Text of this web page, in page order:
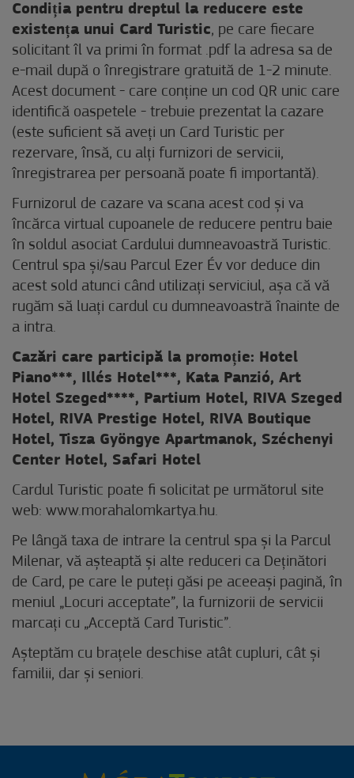
Condiția pentru dreptul la reducere este
existența unui Card Turistic, pe care fiecare
solicitant îl va primi în format .pdf la adresa sa de
e-mail după o înregistrare gratuită de 1-2 minute.
Acest document - care conține un cod QR unic care
identifică oaspetele - trebuie prezentat la cazare
(este suficient să aveți un Card Turistic per
rezervare, însă, cu alți furnizori de servicii,
înregistrarea per persoană poate fi importantă).
Furnizorul de cazare va scana acest cod și va
încărca virtual cupoanele de reducere pentru baie
în soldul asociat Cardului dumneavoastră Turistic.
Centrul spa și/sau Parcul Ezer Év vor deduce din
acest sold atunci când utilizați serviciul, așa că vă
rugăm să luați cardul cu dumneavoastră înainte de
a intra.
Cazări care participă la promoție: Hotel
Piano***, Illés Hotel***, Kata Panzió, Art
Hotel Szeged****, Partium Hotel, RIVA Szeged
Hotel, RIVA Prestige Hotel, RIVA Boutique
Hotel, Tisza Gyöngye Apartmanok, Széchenyi
Center Hotel, Safari Hotel
Cardul Turistic poate fi solicitat pe următorul site
web: www.morahalomkartya.hu.
Pe lângă taxa de intrare la centrul spa și la Parcul
Milenar, vă așteaptă și alte reduceri ca Deținători
de Card, pe care le puteți găsi pe aceeași pagină, în
meniul „Locuri acceptate”, la furnizorii de servicii
marcați cu „Acceptă Card Turistic”.
Așteptăm cu brațele deschise atât cupluri, cât și
familii, dar și seniori.